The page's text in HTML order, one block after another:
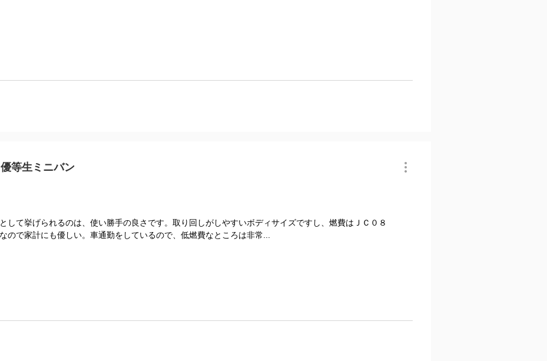
等生ミニバン
て挙げられるのは、使い勝手の良さです。取り回しがしやすいボディサイズですし、燃費はＪＣ０８
ので家計にも優しい。車通勤をしているので、低燃費なところは非常...